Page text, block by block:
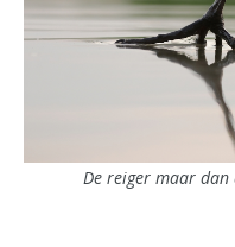
De reiger maar dan